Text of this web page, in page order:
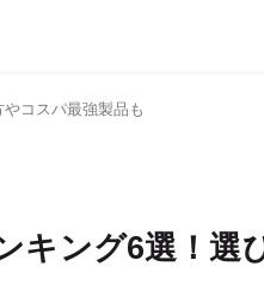
コスパ最強製品も
キング6選！選